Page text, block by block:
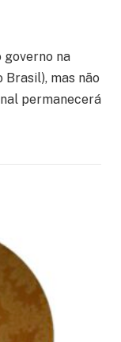
na
Brasil), mas não
permanecerá